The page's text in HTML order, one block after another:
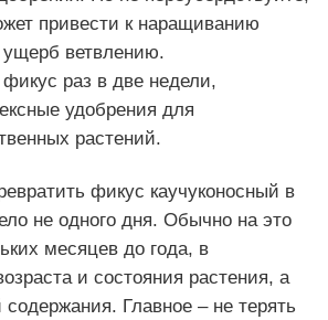
привести к наращиванию
ветвлению.
раз в две недели,
удобрения для
растений.
фикус каучуконосный в
не одного дня. Обычно на это
месяцев до года, в
и состояния растения, а
содержания. Главное – не терять